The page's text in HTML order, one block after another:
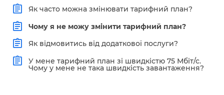
Як часто можна змінювати тарифний план?
Чому я не можу змінити тарифний план?
Як відмовитись від додаткової послуги?
У мене тарифний план зі швидкістю 75 Мбіт/с.
Чому у мене не така швидкість завантаження?